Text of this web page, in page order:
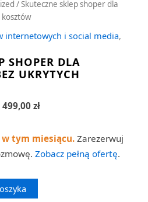
/ Skuteczne sklep shoper dla
internetowych i social media,
SHOPER DLA
UKRYTYCH
499,00zł
tym miesiącu. Zarezerwuj
Zobacz pełną ofertę.